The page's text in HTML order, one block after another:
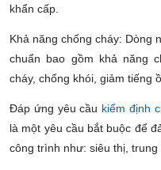
khẩn cấp.
Khả năng chống cháy: Dòng
chuẩn bao gồm khả năng
cháy, chống khói, giảm tiếng
Đáp ứng yêu cầu kiểm định
là một yêu cầu bắt buộc để
công trình như: siêu thị,